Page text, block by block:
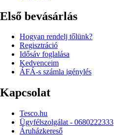
Első bevásárlás
Hogyan rendelj tőlünk?
Regisztráció
Idősáv foglalása
Kedvenceim
ÁFÁ-s számla igénylés
Kapcsolat
Tesco.hu
Ügyfélszolgálat - 0680222333
Áruházkereső